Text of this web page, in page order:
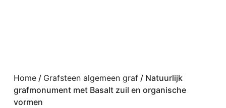
Home/ Grafsteen algemeen graf/ Natuurlijk
grafmonument met Basalt zuil en organische
vormen